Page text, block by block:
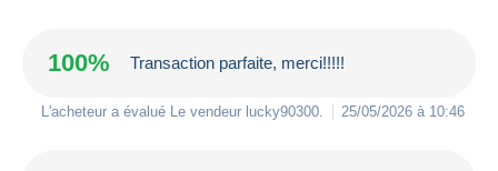
100% Transaction parfaite, merci!!!!!
L'acheteur a évalué Le vendeur lucky90300 25/05/2026 à 10:46